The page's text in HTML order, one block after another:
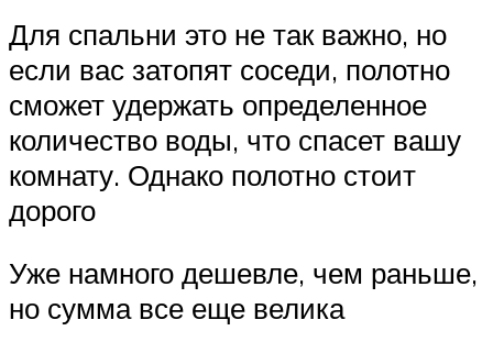
Для спальни это не так важно, но
если вас затопят соседи, полотно
сможет удержать определенное
количество воды, что спасет вашу
комнату. Однако полотно стоит
дорого
Уже намного дешевле, чем раньше,
но сумма все еще велика